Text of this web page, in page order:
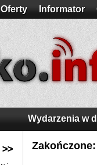
Oferty Informator
>>
Wydarzenia w
Zakończone: